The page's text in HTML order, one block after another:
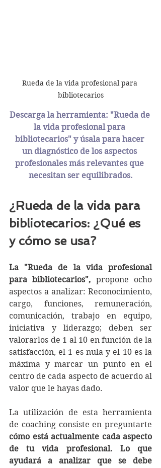
Rueda de la vida profesional para
bibliotecarios
Descarga la herramienta: "Rueda de
la vida profesional para
bibliotecarios" y úsala para hacer
un diagnóstico de los aspectos
profesionales más relevantes que
necesitan ser equilibrados.
¿Rueda de la vida para
bibliotecarios: ¿Qué es
y cómo se usa?
La "Rueda de la vida profesional
para bibliotecarios", propone ocho
aspectos a analizar: Reconocimiento,
cargo, funciones, remuneración,
comunicación, trabajo en equipo,
iniciativa y liderazgo; deben ser
valorarlos de 1 al 10 en función de la
satisfacción, el 1 es nula y el 10 es la
máxima y marcar un punto en el
centro de cada aspecto de acuerdo al
valor que le hayas dado.
La utilización de esta herramienta
cómo está actualmente cada aspecto
de tu vida profesional. Lo que
ayudará a analizar que se debe